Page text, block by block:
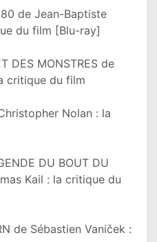
80 de Jean-Baptiste
du film [Blu-ray]
DES MONSTRES de
critique du film
Nolan : la
DU BOUT DU
Kail : la critique du
de Sébastien Vaniček :